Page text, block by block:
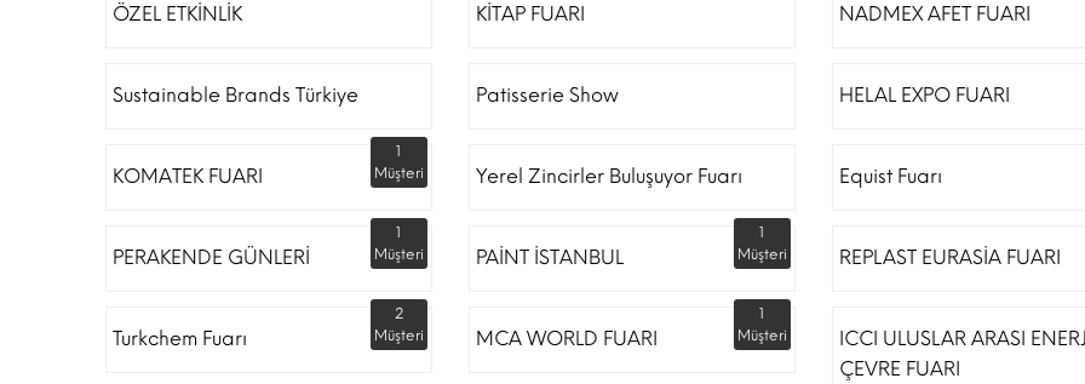
ÖZEL ETKİNLİK KİTAP FUARI NADMEX AFET FUARI
Sustainable Brands Türkiye Patisserie Show HELAL EXPO FUARI
KOMATEK FUARI
1
Müşteri
Yerel Zincirler Buluşuyor Fuarı Equist Fuarı
PERAKENDE GÜNLERİ
1
Müşteri
PAİNT İSTANBUL
1
Müşteri
REPLAST EURASİA FUARI
Turkchem Fuarı
2
Müşteri
MCA WORLD FUARI
1
Müşteri
ICCI ULUSLAR ARASI
ÇEVRE FUARI